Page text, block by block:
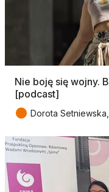
Nie boję się wojny.
[podcast]
● Dorota